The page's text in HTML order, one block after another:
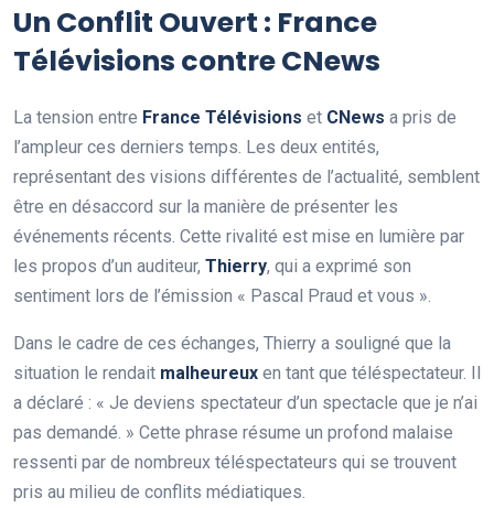
Un Conflit Ouvert : France
Télévisions contre CNews
La tension entre France Télévisions et CNews a pris de
l’ampleur ces derniers temps. Les deux entités,
représentant des visions différentes de l’actualité, semblent
être en désaccord sur la manière de présenter les
événements récents. Cette rivalité est mise en lumière par
les propos d’un auditeur, Thierry, qui a exprimé son
sentiment lors de l’émission « Pascal Praud et vous ».
Dans le cadre de ces échanges, Thierry a souligné que la
situation le rendait malheureux en tant que téléspectateur. Il
a déclaré : « Je deviens spectateur d’un spectacle que je n’ai
pas demandé. » Cette phrase résume un profond malaise
ressenti par de nombreux téléspectateurs qui se trouvent
pris au milieu de conflits médiatiques.